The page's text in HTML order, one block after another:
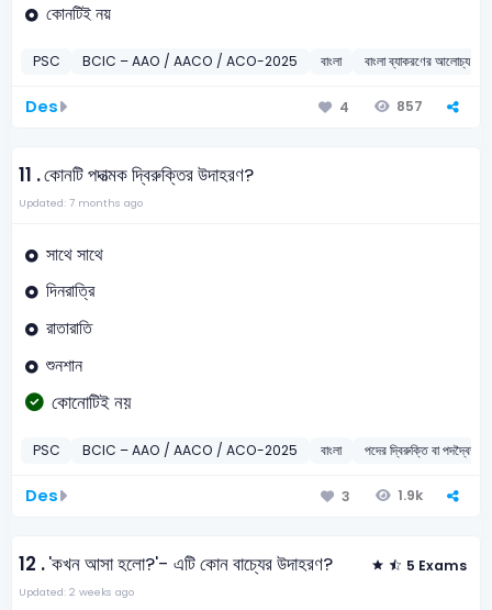
কোনটিই নয়
PSC BCIC – AAO / AACO / ACO-2025 বাংলা বাংলা ব্যাকরণের আলোচ্য বিষয়
Des 4 857
11 .কোনটি পদাত্মক দ্বিরুক্তির উদাহরণ?
Updated: 7 months ago
সাথে সাথে
দিনরাত্রি
রাতারাতি
শুনশান
কোনোটিই নয়
PSC BCIC – AAO / AACO / ACO-2025 বাংলা পদের দ্বিরুক্তি বা পদদ্বৈত
Des 3 1.9k
12 .'কখন আসা হলো?'- এটি কোন বাচ্যের উদাহরণ? 5 Exams
Updated: 2 weeks ago